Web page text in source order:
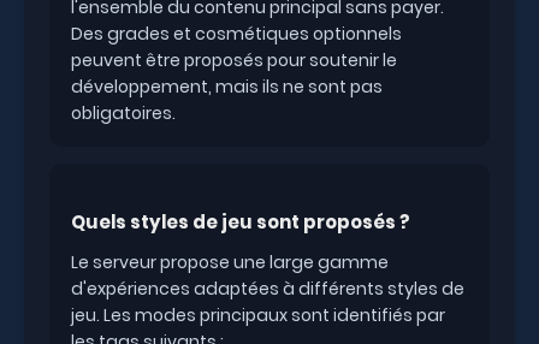
l'ensemble du contenu principal sans payer.
Des grades et cosmétiques optionnels
peuvent être proposés pour soutenir le
développement, mais ils ne sont pas
obligatoires.
Quels styles de jeu sont proposés ?
Le serveur propose une large gamme
d'expériences adaptées à différents styles de
jeu. Les modes principaux sont identifiés par